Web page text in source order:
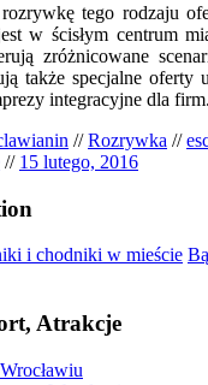
tego rodzaju
w ścisłym centrum
zróżnicowane
także specjalne oferty
integracyjne dla firm.
// Rozrywka //
// 15 lutego, 2016
i chodniki w mieście
Atrakcje